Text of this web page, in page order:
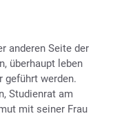
anderen Seite der
überhaupt leben
geführt werden.
Studienrat am
mit seiner Frau